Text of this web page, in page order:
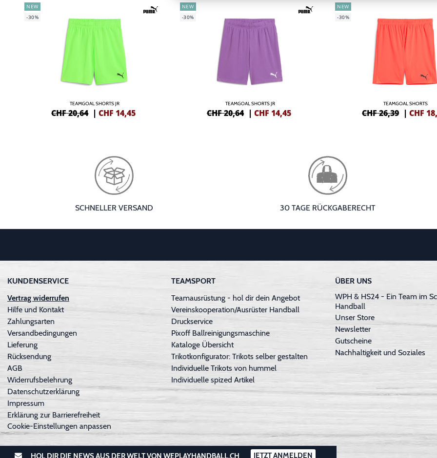
NEW
-30%
TEAMGOAL SHORTS JR
CHF 20,64 |CHF 14,45
NEW
-30%
TEAMGOAL SHORTS JR
CHF 20,64 | CHF 14,45
NEW
-30%
TEAMGOAL SHORTS
CHF 26,39 |CHF
SCHNELLER VERSAND 30 TAGE RÜCKGABERECHT
KUNDENSERVICE
Vertrag widerrufen
Hilfe und Kontakt
Zahlungsarten
Versandbedingungen
Lieferung
Rücksendung
AGB
Widerrufsbelehrung
Datenschutzerklärung
Impressum
Erklärung zur Barrierefreiheit
Cookie-Einstellungen anpassen
TEAMSPORT
Teamausrüstung - hol dir dein Angebot
Vereinskooperation/Ausrüster Handball
Druckservice
Pixoff Ballreinigungsmaschine
Kataloge Übersicht
Trikotkonfigurator: Trikots selber gestalten
Individuelle Trikots von hummel
Individuelle spized Artikel
ÜBER UNS
WPH & HS24 - Ein Team im
Handball
Unser Store
Newsletter
Gutscheine
Nachhaltigkeit und Soziales
HOL DIR DIE NEWS AUS DER WELT VON WEPLAYHANDBALL.CH JETZT ANMELDEN